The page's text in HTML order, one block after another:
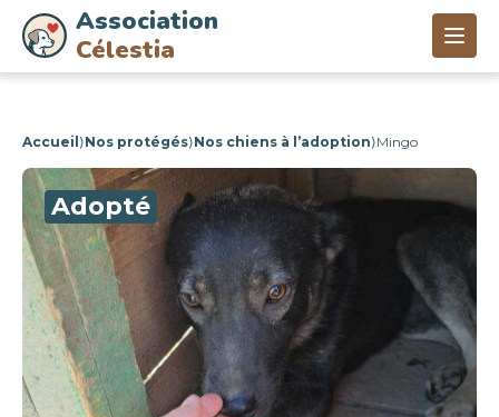
Association
Célestia
Accueil ⟩Nos protégés⟩Nos chiens à l’adoption⟩Mingo
Adopté